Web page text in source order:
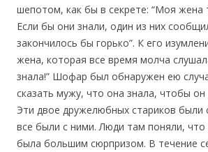
шепотом, как бы в секрете: “Моя жена
Если бы они знали, один из них
закончилось бы горько”. К его
жена, которая все время молча
знала!” Шофар был обнаружен ею
сказать мужу, что она знала, чтобы
Эти двое дружелюбных стариков были
все были с ними. Люди там поняли, что
была большим сюрпризом. В течение